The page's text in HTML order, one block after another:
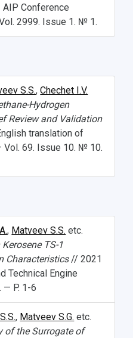
организации
Conference
2999. Issue 1. № 1.
S.S.,Chechet I.V.
Hydrogen
Review and Validation
translation of
Vol. 69. Issue 10. № 10.
, Matveev S.S. etc.
TS-1
Characteristics// 2021
Technical Engine
— P. 1-6
, Matveev S.G. etc.
of the Surrogate of